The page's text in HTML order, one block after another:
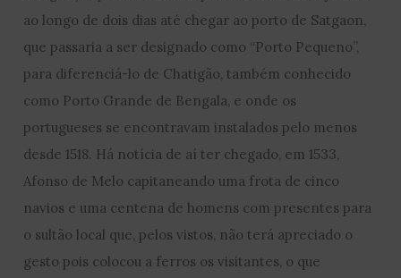
ao longo de dois dias até chegar ao porto de Satgaon,
que passaria a ser designado como “Porto Pequeno”,
para diferenciá-lo de Chatigão, também conhecido
como Porto Grande de Bengala, e onde os
portugueses se encontravam instalados pelo menos
desde 1518. Há notícia de aí ter chegado, em 1533,
Afonso de Melo capitaneando uma frota de cinco
navios e uma centena de homens com presentes para
o sultão local que, pelos vistos, não terá apreciado o
gesto pois colocou a ferros os visitantes, o que